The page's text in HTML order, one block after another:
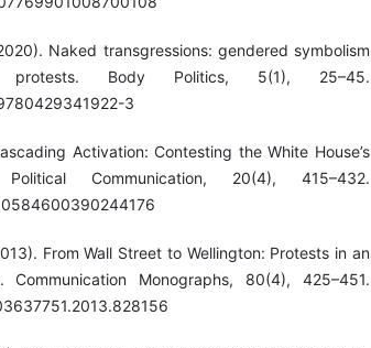
Naked transgressions: gendered symbolism
Body Politics, 5(1), 25–45.
3
Activation: Contesting the White House’s
Communication, 20(4), 415–432.
From Wall Street to Wellington: Protests in an
Monographs, 80(4), 425–451.